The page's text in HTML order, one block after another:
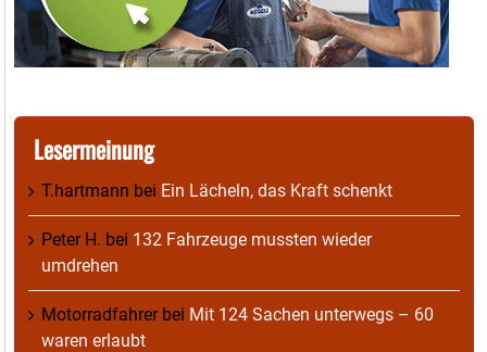
Lesermeinung
T.hartmann bei Ein Lächeln, das Kraft schenkt
Peter H. bei 132 Fahrzeuge mussten wieder
umdrehen
Motorradfahrerbei Mit 124 Sachen unterwegs – 60
waren erlaubt